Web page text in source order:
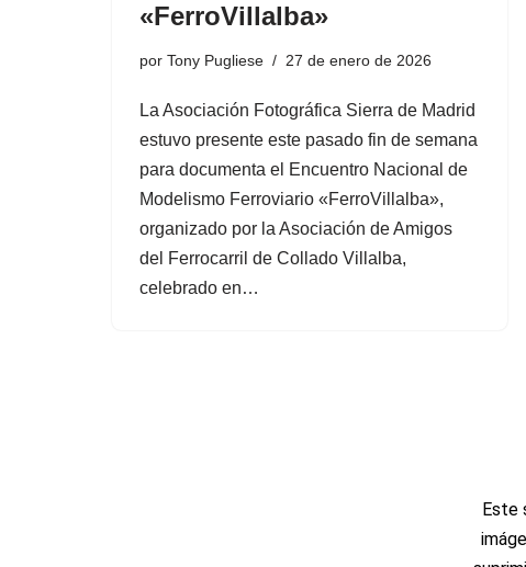
«FerroVillalba»
por Tony Pugliese 27 de enero de 2026
La Asociación Fotográfica Sierra de Madrid
estuvo presente este pasado fin de semana
para documenta el Encuentro Nacional de
Modelismo Ferroviario «FerroVillalba»,
organizado por la Asociación de Amigos
del Ferrocarril de Collado Villalba,
celebrado en…
Este